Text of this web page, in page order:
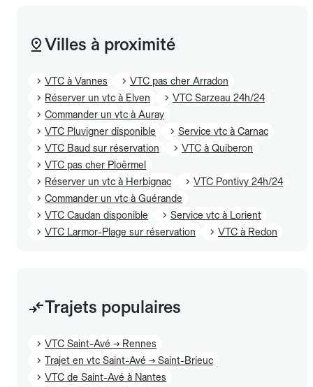
Villes à proximité
VTC à Vannes
VTC pas cher Arradon
Réserver un vtc à Elven
VTC Sarzeau 24h/24
Commander un vtc à Auray
VTC Pluvigner disponible
Service vtc à Carnac
VTC Baud sur réservation
VTC à Quiberon
VTC pas cher Ploërmel
Réserver un vtc à Herbignac
VTC Pontivy 24h/24
Commander un vtc à Guérande
VTC Caudan disponible
Service vtc à Lorient
VTC Larmor-Plage sur réservation
VTC à Redon
Trajets populaires
VTC Saint-Avé → Rennes
Trajet en vtc Saint-Avé → Saint-Brieuc
VTC de Saint-Avé à Nantes